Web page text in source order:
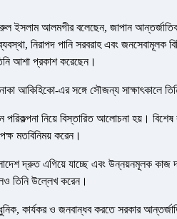
ইসলাম আলমগীর বলেছেন, জাপান
নিরাপদ পানি সরবরাহ এবং
আশা প্রকাশ করেছেন।
আকিহিকো-এর সঙ্গে সৌজন্য সাক্ষাৎকালে
নিয়ে বিস্তারিত আলোচনা হয়।
মতবিনিময় করেন।
দ্রুত এগিয়ে যাচ্ছে এবং উন্নয়নমূলক
তিনি উল্লেখ করেন।
কার্যকর ও জনবান্ধব করতে সরকার